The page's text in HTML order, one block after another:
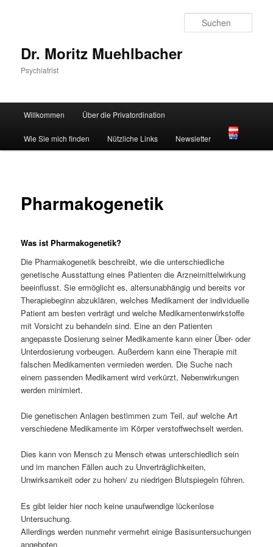
Dr. Moritz Muehlbacher
Psychiatrist
Willkommen Über die Privatordination
Wie Sie mich finden Nützliche Links Newsletter
Pharmakogenetik
Was ist Pharmakogenetik?
Die Pharmakogenetik beschreibt, wie die unterschiedliche
genetische Ausstattung eines Patienten die Arzneimittelwirkung
beeinflusst. Sie ermöglicht es, altersunabhängig und bereits vor
Therapiebeginn abzuklären, welches Medikament der individuelle
Patient am besten verträgt und welche Medikamentenwirkstoffe
mit Vorsicht zu behandeln sind. Eine an den Patienten
angepasste Dosierung seiner Medikamente kann einer Über- oder
Unterdosierung vorbeugen. Außerdem kann eine Therapie mit
falschen Medikamenten vermieden werden. Die Suche nach
einem passenden Medikament wird verkürzt, Nebenwirkungen
werden minimiert.
Die genetischen Anlagen bestimmen zum Teil, auf welche Art
verschiedene Medikamente im Körper verstoffwechselt werden.
Dies kann von Mensch zu Mensch etwas unterschiedlich sein
und im manchen Fällen auch zu Unverträglichkeiten,
Unwirksamkeit oder zu hohen/ zu niedrigen Blutspiegeln führen.
Es gibt leider hier noch keine unaufwendige lückenlose
Untersuchung.
Allerdings werden nunmehr vermehrt einige Basisuntersuchungen
angeboten,